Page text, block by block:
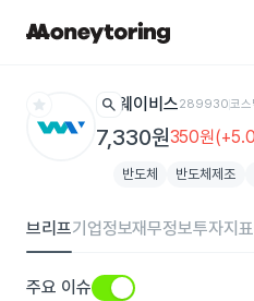
star search 웨이비스289930코스
7,330원350원
반도체 반도체제조
브리프기업정보재무정보투자지표
주요 이슈